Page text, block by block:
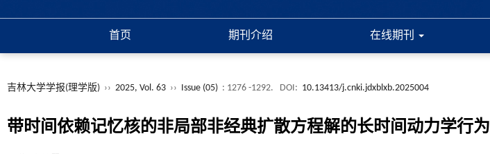
首页 期刊介绍 在线期刊
吉林大学学报(理学版) ›› 2025, Vol. 63 ›› Issue (05) : 1276 -1292. DOI: 10.13413/j.cnki.jdxblxb.2025004
带时间依赖记忆核的非局部非经典扩散方程解的长时间动力学行为